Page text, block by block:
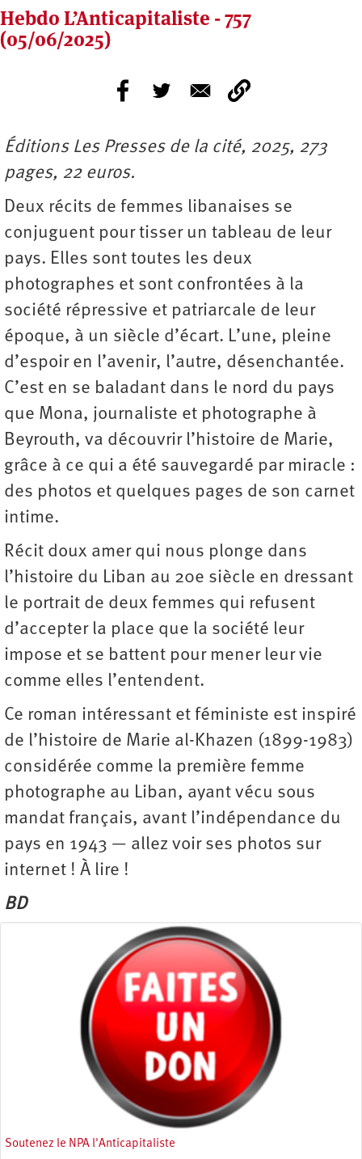
Hebdo L’Anticapitaliste - 757
(05/06/2025)
Éditions Les Presses de la cité, 2025, 273
pages, 22 euros.
Deux récits de femmes libanaises se
conjuguent pour tisser un tableau de leur
pays. Elles sont toutes les deux
photographes et sont confrontées à la
société répressive et patriarcale de leur
époque, à un siècle d’écart. L’une, pleine
d’espoir en l’avenir, l’autre, désenchantée.
C’est en se baladant dans le nord du pays
que Mona, journaliste et photographe à
Beyrouth, va découvrir l’histoire de Marie,
grâce à ce qui a été sauvegardé par miracle :
des photos et quelques pages de son carnet
intime.
Récit doux amer qui nous plonge dans
l’histoire du Liban au 20e siècle en dressant
le portrait de deux femmes qui refusent
d’accepter la place que la société leur
impose et se battent pour mener leur vie
comme elles l’entendent.
Ce roman intéressant et féministe est inspiré
de l’histoire de Marie al-Khazen (1899-1983)
considérée comme la première femme
photographe au Liban, ayant vécu sous
mandat français, avant l’indépendance du
pays en 1943 — allez voir ses photos sur
internet ! À lire !
BD
Soutenez le NPA l'Anticapitaliste